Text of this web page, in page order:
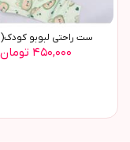
ست راحتي لبوبو کودک(9420)
۴۵۰,۰۰۰ تومان